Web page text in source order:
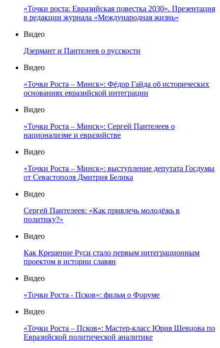
«Точки роста: Евразийская повестка 2030». Презентация
в редакции журнала «Международная жизнь»
Видео
Дзермант и Пантелеев о русскости
Видео
«Точки Роста – Минск»: Фёдор Гайда об исторических
основаниях евразийской интеграции
Видео
«Точки Роста – Минск»: Сергей Пантелеев о
национализме и евразийстве
Видео
«Точки Роста – Минск»: выступление депутата Госдумы
от Севастополя Дмитрия Белика
Видео
Сергей Пантелеев: «Как привлечь молодёжь в
политику?»
Видео
Как Крещение Руси стало первым интеграционным
проектом в истории славян
Видео
«Точки Роста - Псков»: фильм о Форуме
Видео
«Точки Роста – Псков»: Мастер-класс Юрия Шевцова по
Евразийской политической аналитике